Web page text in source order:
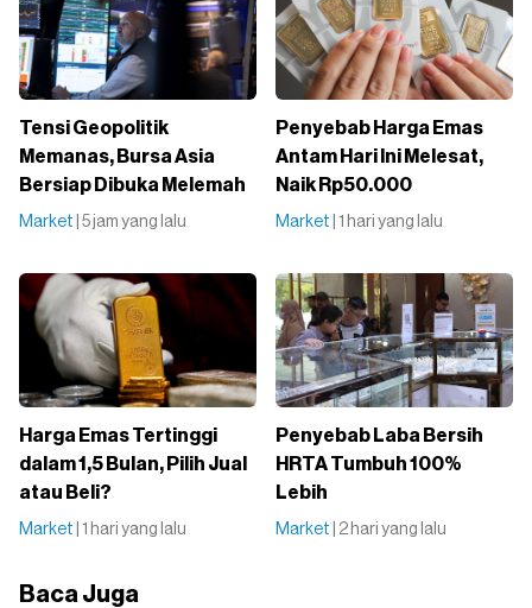
Tensi Geopolitik
Memanas, Bursa Asia
Bersiap Dibuka Melemah
Market | 5 jam yang lalu
Penyebab Harga Emas
Antam Hari Ini Melesat,
Naik Rp50.000
Market | 1 hari yang lalu
Harga Emas Tertinggi
dalam 1,5 Bulan, Pilih Jual
atau Beli?
Market | 1 hari yang lalu
Penyebab Laba Bersih
HRTA Tumbuh 100%
Lebih
Market | 2 hari yang lalu
Baca Juga